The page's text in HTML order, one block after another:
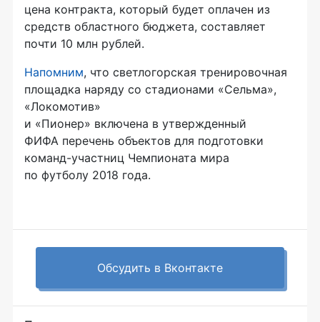
цена контракта, который будет оплачен из
средств областного бюджета, составляет
почти 10 млн рублей.
Напомним, что светлогорская тренировочная
площадка наряду со стадионами «Сельма»,
«Локомотив»
и «Пионер» включена в утвержденный
ФИФА перечень объектов для подготовки
команд-участниц Чемпионата мира
по футболу 2018 года.
Обсудить в Вконтакте